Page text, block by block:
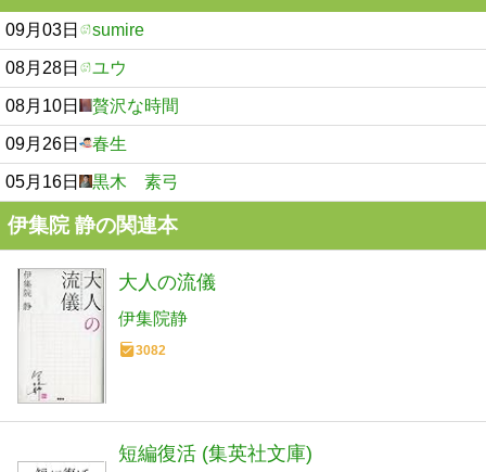
09月03日 sumire
08月28日 ユウ
08月10日 贅沢な時間
09月26日 春生
05月16日 黒木 素弓
伊集院 静の関連本
大人の流儀
伊集院静
3082
短編復活 (集英社文庫)